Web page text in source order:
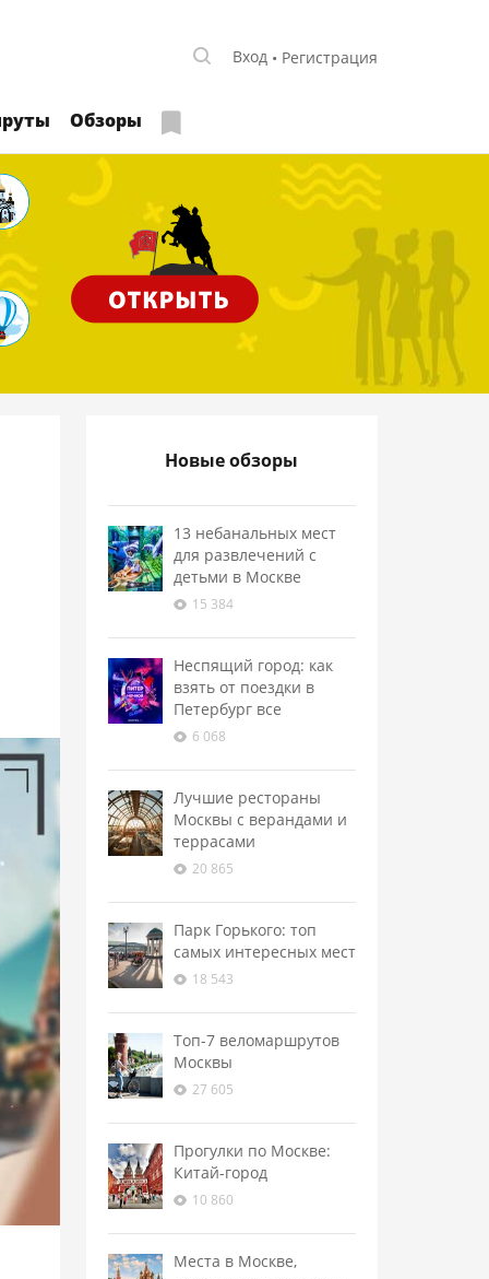
Вход Регистрация
Обзоры
Новые обзоры
13 небанальных мест
для развлечений с
детьми в Москве
15 384
Неспящий город: как
взять от поездки в
Петербург все
6 068
Лучшие рестораны
Москвы с верандами и
террасами
20 865
Парк Горького: топ
самых интересных мест
18 543
Топ-7 веломаршрутов
Москвы
27 605
Прогулки по Москве:
Китай-город
10 860
Места в Москве,